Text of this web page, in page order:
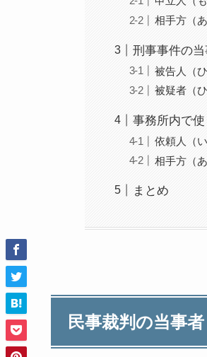
相手方（
刑事事件の
被告人（
被疑者（
事務所内で
依頼人（
相手方（
まとめ
民事裁判の当事者